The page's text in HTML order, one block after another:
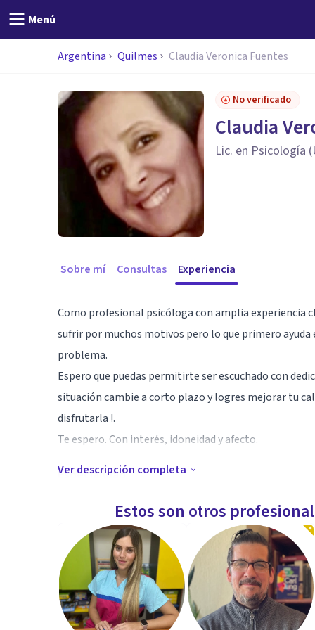
Menú
Argentina Quilmes Claudia Veronica Fuentes
No verificado
Claudia
Lic. en Psicología
Sobre mí Consultas Experiencia
Como profesional psicóloga con amplia experiencia
sufrir por muchos motivos pero lo que primero ayuda
problema.
Espero que puedas permitirte ser escuchado con
situación cambie a corto plazo y logres mejorar tu
disfrutarla !.
Te espero. Con interés, idoneidad y afecto.
Especialidad
Trabajo interdisciplinario con profesionales e
Aptitudes
Postgrado en Clínica con Niños y adolescentes.
Problemáticas de género.
Ver descripción completa
Estos son otros